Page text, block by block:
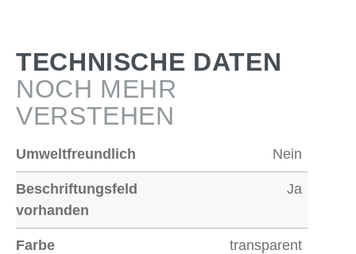
TECHNISCHE DATEN
NOCH MEHR
VERSTEHEN
Umweltfreundlich Nein
Beschriftungsfeld
vorhanden
Ja
Farbe transparent